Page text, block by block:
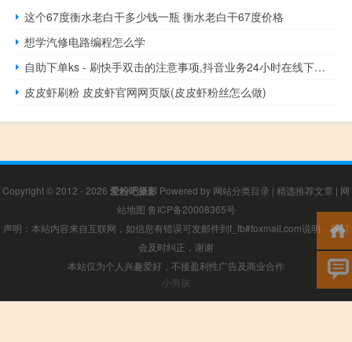
这个67度衡水老白干多少钱一瓶 衡水老白干67度价格
想学汽修电路编程怎么学
自助下单ks - 刷快手双击的注意事项,抖音业务24小时在线下单免费吗
皮皮虾刷粉 皮皮虾官网网页版(皮皮虾粉丝怎么做)
Copyright © 2012 - 2026 爱粉吧摄影 Powered by 网站分类目录 | 精选推荐文章 | 网
站地图 鲁ICP备20008365号
声明：本站内容来自互联网，如信息有错误可发邮件到f_fb#foxmail.com说明，我们
会及时纠正，谢谢
本站仅为个人兴趣爱好，不接盈利性广告及商业合作
小男孩